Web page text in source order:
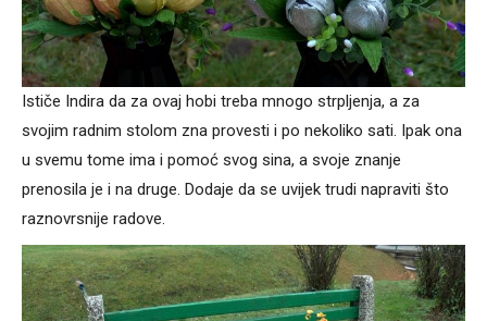
Ističe Indira da za ovaj hobi treba mnogo strpljenja, a za
svojim radnim stolom zna provesti i po nekoliko sati. Ipak ona
u svemu tome ima i pomoć svog sina, a svoje znanje
prenosila je i na druge. Dodaje da se uvijek trudi napraviti što
raznovrsnije radove.